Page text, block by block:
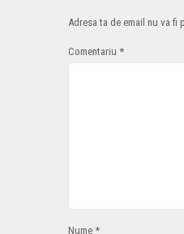
Adresa ta de email nu va fi
Comentariu *
Nume *